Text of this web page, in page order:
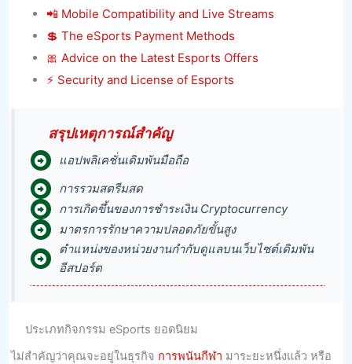
📲 Mobile Compatibility and Live Streams
💲 The eSports Payment Methods
🎀 Advice on the Latest Esports Offers
⚡️ Security and License of Esports
สรุปเหตุการณ์สําคัญ
แอปพลิเคชั่นเดิมพันมือถือ
การรวมสตรีมสด
การเกิดขึ้นของการชําระเงิน Cryptocurrency
มาตรการรักษาความปลอดภัยขั้นสูง
ตําแหน่งของหน่วยงานกํากับดูแลบนเว็บไซต์เดิมพัน
อีสปอร์ต
ประเภทกิจกรรม eSports ยอดนิยม
ไม่สําคัญว่าคุณจะอยู่ในธุรกิจ การพนันกีฬา มาระยะหนึ่งแล้ว หรือ